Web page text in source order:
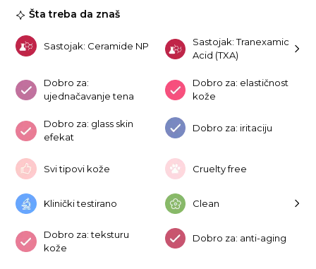
Šta treba da znaš
Sastojak: Ceramide NP
Sastojak: Tranexamic
Acid (TXA)
Dobro za:
ujednačavanje tena
Dobro za: elastičnost
kože
Dobro za: glass skin
efekat
Dobro za: iritaciju
Svi tipovi kože Cruelty free
Klinički testirano Clean
Dobro za: teksturu
kože
Dobro za: anti-aging